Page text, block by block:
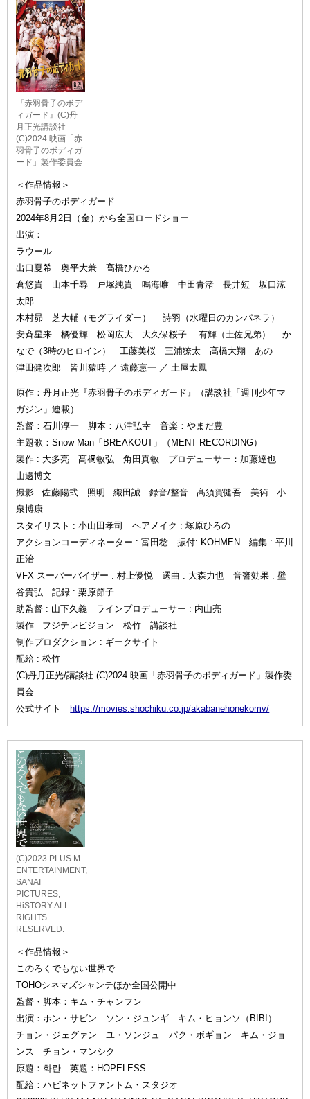
『赤羽骨子のボデ
ィガード』(C)丹
月正光講談社
(C)2024 映画「赤
羽骨子のボディガ
ード」製作委員会
＜作品情報＞
赤羽骨子のボディガード
2024年8月2日（金）から全国ロードショー
出演：
ラウール
出口夏希 奥平大兼 髙橋ひかる
倉悠貴 山本千尋 戸塚純貴 鳴海唯 中田青渚 長井短 坂口涼
太郎
木村昴 芝大輔（モグライダー） 詩羽（水曜日のカンパネラ）
安斉星来 橘優輝 松岡広大 大久保桜子 有輝（土佐兄弟） か
なで（3時のヒロイン） 工藤美桜 三浦獠太 髙橋大翔 あの
津田健次郎 皆川猿時 ／ 遠藤憲一 ／ 土屋太鳳
原作：丹月正光『赤羽骨子のボディガード』（講談社「週刊少年マ
ガジン」連載）
監督：石川淳一 脚本：八津弘幸 音楽：やまだ豊
主題歌：Snow Man「BREAKOUT」（MENT RECORDING）
製作 : 大多亮 髙𣘺敏弘 角田真敏 プロデューサー：加藤達也
山邊博文
撮影 : 佐藤陽弐 照明 : 織田誠 録音/整音 : 髙須賀健吾 美術 : 小
泉博康
スタイリスト : 小山田孝司 ヘアメイク : 塚原ひろの
アクションコーディネーター : 富田稔 振付: KOHMEN 編集 : 平川
正治
VFX スーパーバイザー : 村上優悦 選曲 : 大森力也 音響効果 : 壁
谷貴弘 記録 : 栗原節子
助監督 : 山下久義 ラインプロデューサー : 内山亮
製作 : フジテレビジョン 松竹 講談社
制作プロダクション : ギークサイト
配給 : 松竹
(C)丹月正光/講談社 (C)2024 映画「赤羽骨子のボディガード」製作委
員会
公式サイト
https://movies.shochiku.co.jp/akabanehonekomv/
(C)2023 PLUS M
ENTERTAINMENT,
SANAI
PICTURES,
HiSTORY ALL
RIGHTS
RESERVED.
＜作品情報＞
このろくでもない世界で
TOHOシネマズシャンテほか全国公開中
監督・脚本：キム・チャンフン
出演：ホン・サビン ソン・ジュンギ キム・ヒョンソ（BIBI）
チョン・ジェグァン ユ・ソンジュ パク・ボギョン キム・ジョ
ンス チョン・マンシク
原題：화란 英題：HOPELESS
配給：ハピネットファントム・スタジオ